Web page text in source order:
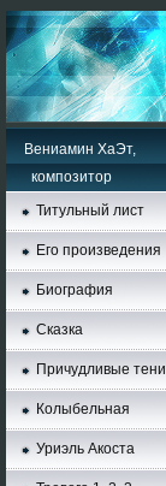
Вениамин ХаЭт,
композитор
Титульный лист
Его произведения
Биография
Сказка
Причудливые тени
Колыбельная
Уриэль Акоста